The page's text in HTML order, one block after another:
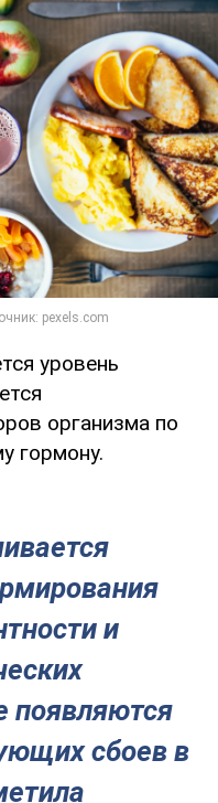
уровень
организма по
гормону.
и
появляются
сбоев в